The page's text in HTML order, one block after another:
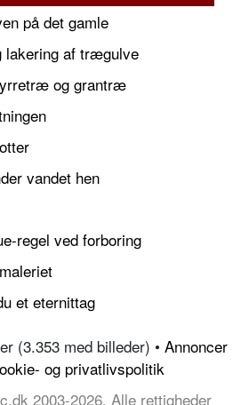
på det gamle
lakering af trægulve
og grantræ
vandet hen
regel ved forboring
et eternittag
(3.353 med billeder) • Annoncer
og privatlivspolitik
2003-2026, Alle rettigheder